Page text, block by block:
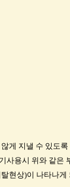
게 지낼 수 있도
용시 위와 같
현상)이 나타나